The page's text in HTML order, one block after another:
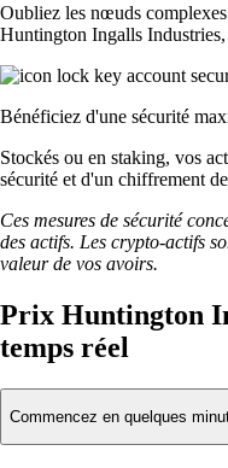
Oubliez les nœuds
Huntington Ingalls
Bénéficiez d'une sécurité
Stockés ou en staking, vos
sécurité et d'un chiffrement
Ces mesures de sécurité
des actifs. Les crypto-actifs
valeur de vos avoirs.
Prix Huntington
temps réel
Commencez en quelques